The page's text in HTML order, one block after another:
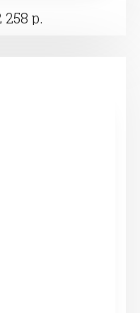
258 р.